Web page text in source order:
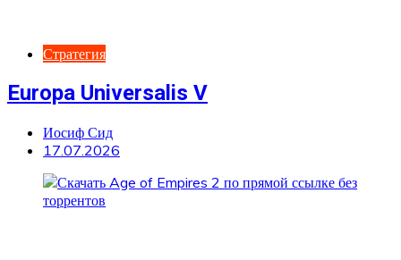
Стратегия
Europa Universalis V
Иосиф Сид
17.07.2026